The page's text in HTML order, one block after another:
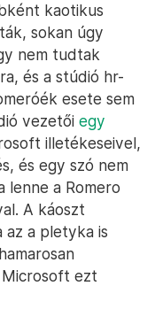
kaotikus
sokan úgy
nem tudtak
és a stúdió hr-
esete sem
vezetői egy
illetékeseivel,
és egy szó nem
lenne a Romero
A káoszt
az a pletyka is
Microsoft ezt